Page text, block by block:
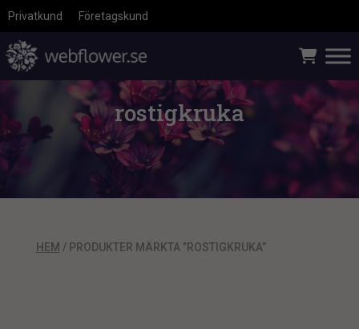
Privatkund Företagskund
rostigkruka
HEM / PRODUKTER MÄRKTA ”ROSTIGKRUKA”